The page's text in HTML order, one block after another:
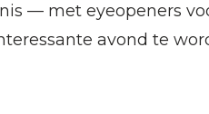
— met eyeopeners
avond te